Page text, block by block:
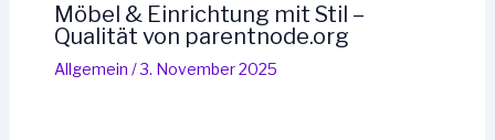
Möbel & Einrichtung mit Stil –
Qualität von parentnode.org
Allgemein /3. November 2025